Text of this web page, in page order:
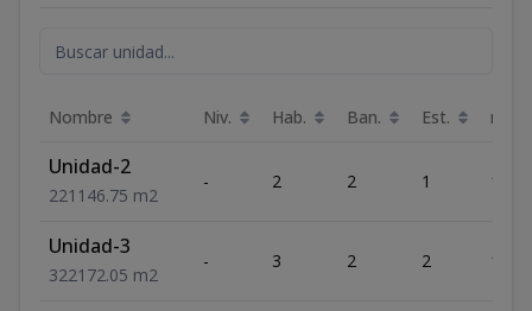
Nombre Niv. Hab. Ban. Est. m²
Unidad-2
221 146.75 m2
- 2 2 1
Unidad-3
322172.05 m2
- 3 2 2